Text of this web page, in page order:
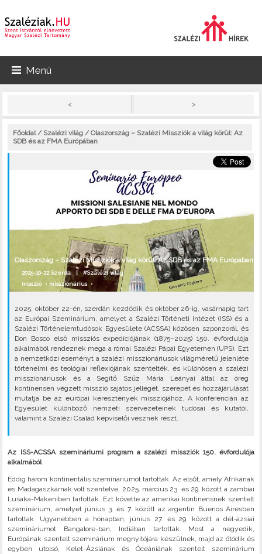
Menü
< >
Főoldal/ Szalézi világ / Olaszország – Szalézi Missziók a világ körül: Az
SDB és az FMA Európában
Olaszország – Szalézi Missziók a világ körül: Az SDB és az FMA Európában
2025-10-22 Szerda |#Szalézi világ
misszió• misszionárius•
2025. október 22-én, szerdán kezdődik és október 26-ig, vasárnapig tart
az Európai Szeminárium, amelyet a Szalézi Történeti Intézet (ISS) és a
Szalézi Történelemtudósok Egyesülete (ACSSA) közösen szponzorál, és
Don Bosco első missziós expedíciójának (1875–2025) 150. évfordulója
alkalmából rendeznek mega a római Szalézi Pápai Egyetemen (UPS). Ezt
a nemzetközi eseményt a szalézi misszionáriusok világméretű jelenléte
történelmi és teológiai reflexiójának szentelték, és különösen a szalézi
misszionáriusok és a Segítő Szűz Mária Leányai által az öreg
kontinensen végzett misszió sajátos jellegét, szerepét és hozzájárulását
mutatja be az európai keresztények missziójához. A konferencián az
Egyesület különböző nemzeti szervezeteinek tudósai és kutatói,
valamint a Szalézi Család képviselői vesznek részt.
Az ISS-ACSSA szemináriumi program a szalézi missziók 150. évfordulója
alkalmából
Eddig három kontinentális szemináriumot tartottak. Az elsőt, amely Afrikának
és Madagaszkárnak volt szentelve, 2025. március 23. és 29. között a zambiai
Lusaka-Makeniben tartották. Ezt követte az amerikai kontinensnek szentelt
szeminárium, amelyet június 3. és 7. között az argentin Buenos Airesben
tartottak. Ugyanebben a hónapban, június 27. és 29. között a dél-ázsiai
szemináriumot Bangalore-ban, Indiában tartották. Most a negyedik,
Európának szentelt szeminárium megnyitójára készülnek, majd az ötödik és
egyben utolsó, Kelet-Ázsiának és Óceániának szentelt szeminárium